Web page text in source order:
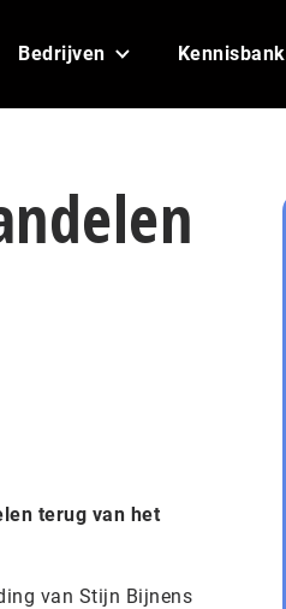
Bedrijven Kennisbank
terug van het
van Stijn Bijnens